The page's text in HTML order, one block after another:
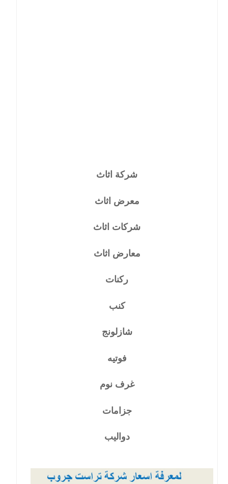
شركة اثاث
معرض اثاث
شركات اثاث
معارض اثاث
ركنات
كنب
شازلونج
فوتيه
غرف نوم
جزامات
دواليب